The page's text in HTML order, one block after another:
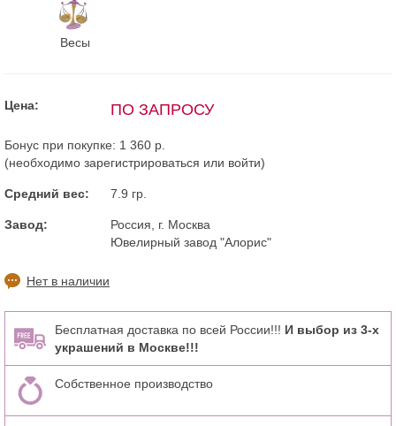
Весы
Цена: ПО ЗАПРОСУ
Бонус при покупке: 1 360 р.
(необходимо зарегистрироваться или войти)
Средний вес: 7.9 гр.
Завод:
Россия, г. Москва
Ювелирный завод "Алорис"
Нет в наличии
Бесплатная доставка по всей России!!! И выбор из 3-х
украшений в Москве!!!
Собственное производство